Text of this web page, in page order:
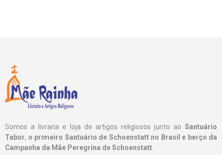
Somos a livraria e loja de artigos religiosos junto ao Santuário
Tabor, o primeiro Santuário de Schoenstatt no Brasil e berço da
Campanha da Mãe Peregrina de Schoenstatt